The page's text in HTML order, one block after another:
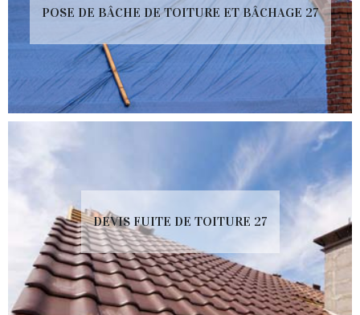
POSE DE BÂCHE DE TOITURE ET BÂCHAGE 27
DEVIS FUITE DE TOITURE 27